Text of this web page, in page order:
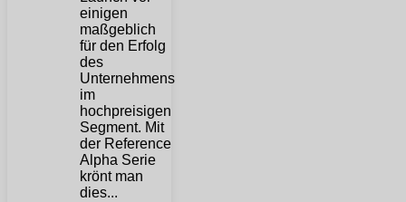
einigen
maßgeblich
für den Erfolg
des
Unternehmens
im
hochpreisigen
Segment. Mit
der Reference
Alpha Serie
krönt man
dies...